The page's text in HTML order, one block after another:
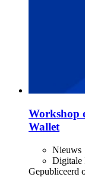
Workshop
Wallet
Nieuws
Digitale
Gepubliceerd